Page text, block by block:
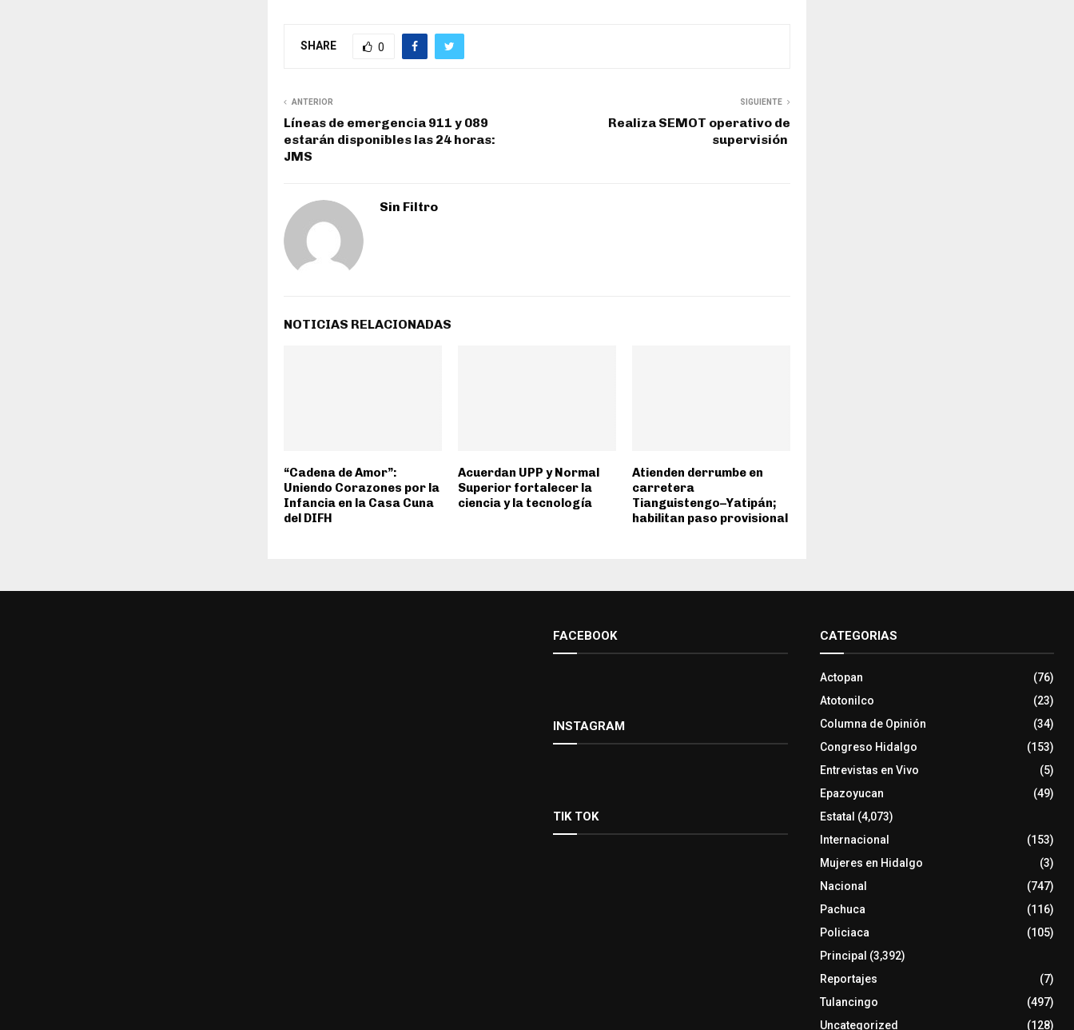
SHARE 0
ANTERIOR
Líneas de emergencia 911 y 089
estarán disponibles las 24 horas:
JMS
SIGUIENTE
Realiza SEMOT operativo de
supervisión
Sin Filtro
NOTICIAS RELACIONADAS
“Cadena de Amor”:
Uniendo Corazones por la
Infancia en la Casa Cuna
del DIFH
Acuerdan UPP y Normal
Superior fortalecer la
ciencia y la tecnología
Atienden derrumbe en
carretera
Tianguistengo–Yatipán;
habilitan paso provisional
FACEBOOK
INSTAGRAM
TIK TOK
CATEGORIAS
Actopan
(76)
Atotonilco
(23)
Columna de Opinión
(34)
Congreso Hidalgo
(153)
Entrevistas en Vivo
(5)
Epazoyucan
(49)
Estatal (4,073)
Internacional
(153)
Mujeres en Hidalgo
(3)
Nacional
(747)
Pachuca
(116)
Policiaca
(105)
Principal (3,392)
Reportajes
(7)
Tulancingo
(497)
Uncategorized
(128)